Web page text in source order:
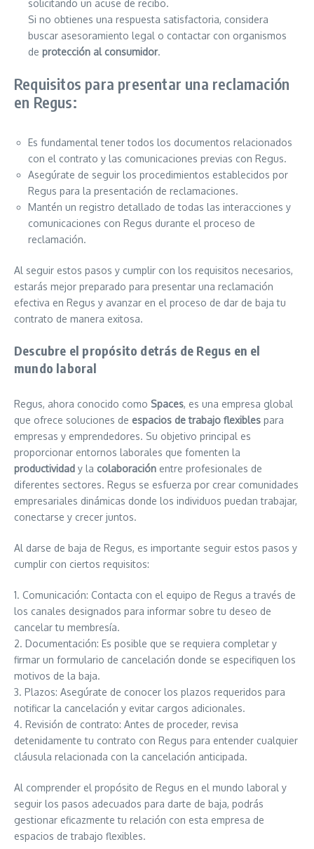
solicitando un acuse de recibo.
Si no obtienes una respuesta satisfactoria, considera
buscar asesoramiento legal o contactar con organismos
de protección al consumidor.
Requisitos para presentar una reclamación
en Regus:
Es fundamental tener todos los documentos relacionados
con el contrato y las comunicaciones previas con Regus.
Asegúrate de seguir los procedimientos establecidos por
Regus para la presentación de reclamaciones.
Mantén un registro detallado de todas las interacciones y
comunicaciones con Regus durante el proceso de
reclamación.
Al seguir estos pasos y cumplir con los requisitos necesarios,
estarás mejor preparado para presentar una reclamación
efectiva en Regus y avanzar en el proceso de dar de baja tu
contrato de manera exitosa.
Descubre el propósito detrás de Regus en el
mundo laboral
Regus, ahora conocido como Spaces, es una empresa global
que ofrece soluciones de espacios de trabajo flexibles para
empresas y emprendedores. Su objetivo principal es
proporcionar entornos laborales que fomenten la
productividad y la colaboración entre profesionales de
diferentes sectores. Regus se esfuerza por crear comunidades
empresariales dinámicas donde los individuos puedan trabajar,
conectarse y crecer juntos.
Al darse de baja de Regus, es importante seguir estos pasos y
cumplir con ciertos requisitos:
1. Comunicación: Contacta con el equipo de Regus a través de
los canales designados para informar sobre tu deseo de
cancelar tu membresía.
2. Documentación: Es posible que se requiera completar y
firmar un formulario de cancelación donde se especifiquen los
motivos de la baja.
3. Plazos: Asegúrate de conocer los plazos requeridos para
notificar la cancelación y evitar cargos adicionales.
4. Revisión de contrato: Antes de proceder, revisa
detenidamente tu contrato con Regus para entender cualquier
cláusula relacionada con la cancelación anticipada.
Al comprender el propósito de Regus en el mundo laboral y
seguir los pasos adecuados para darte de baja, podrás
gestionar eficazmente tu relación con esta empresa de
espacios de trabajo flexibles.